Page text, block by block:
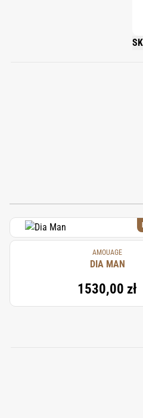
AMOUAGE
DIA MAN
1530,00 zł